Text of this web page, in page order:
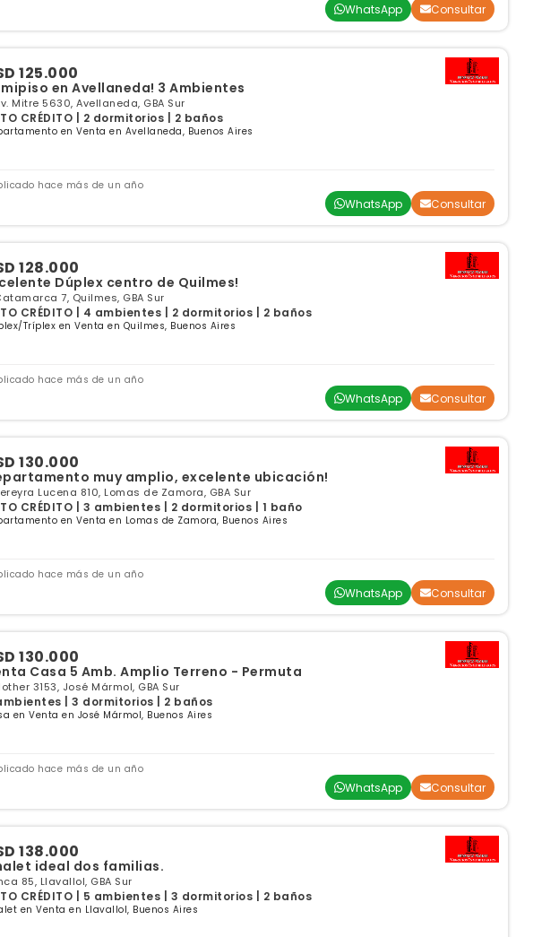
WhatsApp Consultar
125.000
en Avellaneda! 3 Ambientes
Mitre 5630, Avellaneda, GBA Sur
CRÉDITO | 2 dormitorios | 2 baños
en Venta en Avellaneda, Buenos Aires
hace más de un año
WhatsApp Consultar
128.000
Excelente Dúplex centro de Quilmes!
7, Quilmes, GBA Sur
CRÉDITO | 4 ambientes | 2 dormitorios | 2 baños
Tríplex en Venta en Quilmes, Buenos Aires
hace más de un año
WhatsApp Consultar
130.000
muy amplio, excelente ubicación!
Lucena 810, Lomas de Zamora, GBA Sur
CRÉDITO | 3 ambientes | 2 dormitorios | 1 baño
en Venta en Lomas de Zamora, Buenos Aires
hace más de un año
WhatsApp Consultar
130.000
Casa 5 Amb. Amplio Terreno - Permuta
3153, José Mármol, GBA Sur
| 3 dormitorios | 2 baños
en Venta en José Mármol, Buenos Aires
hace más de un año
WhatsApp Consultar
138.000
ideal dos familias.
85, Llavallol, GBA Sur
CRÉDITO | 5 ambientes | 3 dormitorios | 2 baños
en Venta en Llavallol, Buenos Aires